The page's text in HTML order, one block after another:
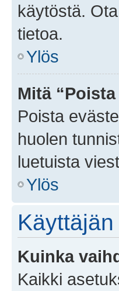
käytöstä.
tietoa.
Ylös
Mitä
Poista
huolen
luetuista
Ylös
Kuinka
Kaikki